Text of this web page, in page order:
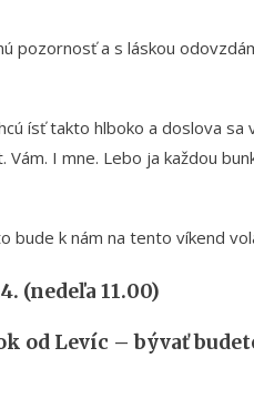
pozornosť a s láskou
ísť takto hlboko a doslova
I mne. Lebo ja každou
bude k nám na tento víkend
(nedeľa 11.00)
od Levíc – bývať